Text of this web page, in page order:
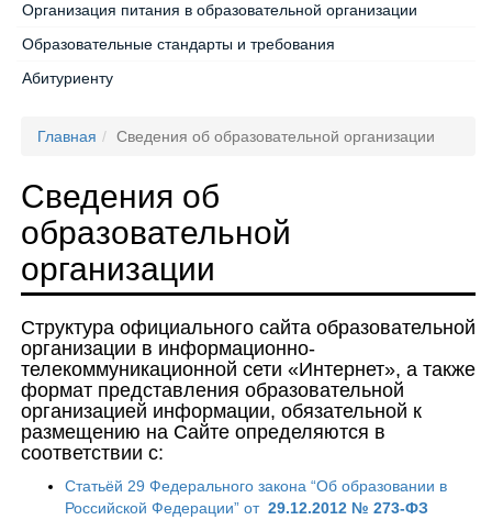
Организация питания в образовательной организации
Образовательные стандарты и требования
Абитуриенту
Главная Сведения об образовательной организации
Сведения об
образовательной
организации
Структура официального сайта образовательной
организации в информационно-
телекоммуникационной сети «Интернет», а также
формат представления образовательной
организацией информации, обязательной к
размещению на Сайте определяются в
соответствии с:
Статьёй 29 Федерального закона “Об образовании в
Российской Федерации” от 29.12.2012 № 273-ФЗ